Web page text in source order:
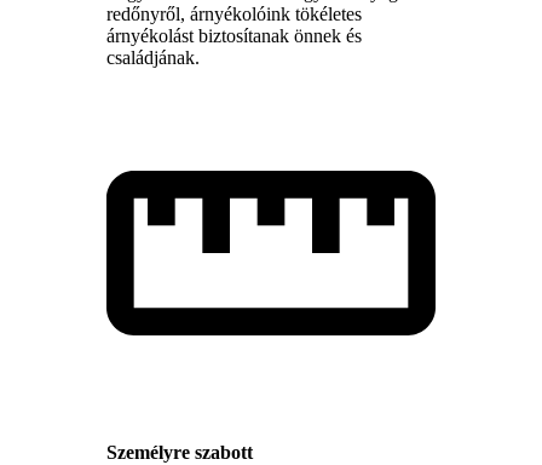
redőnyről, árnyékolóink tökéletes
árnyékolást biztosítanak önnek és
családjának.
Személyre szabott